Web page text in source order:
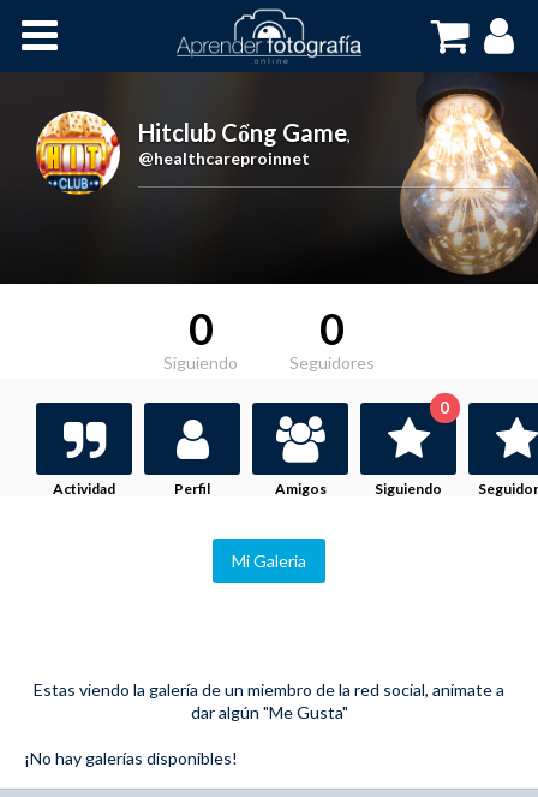
Cursos OnLine
Hitclub Cổng Game,
@healthcareproinnet
0
Siguiendo
0
Seguidores
Actividad Perfil Amigos Siguiendo
0
Mi Galeria
Estas viendo la galería de un miembro de la red social, anímate a
dar algún "Me Gusta"
¡No hay galerías disponibles!